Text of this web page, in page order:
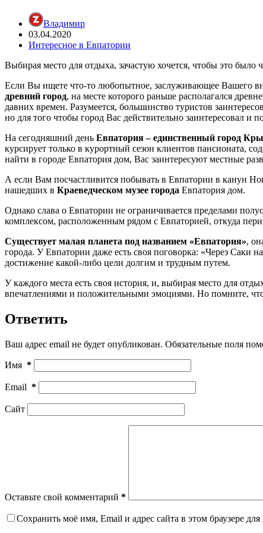
Владимир
03.04.2020
Интересное в Евпатории
Выбирая место для отдыха, зачастую хочется, чтобы это
Если Вы ищете что-то любопытное, заслуживающее Вашего
древний город, на месте которого раньше располагался
давних времен. Разумеется, большинство туристов
но для того чтобы город Вас действительно заинтересовал
На сегодняшний день Евпатория – единственный город
курсирует только в курортный сезон клиентов пансионата,
найти в городе Евпатория дом, Вас заинтересуют местные
А если Вам посчастливится побывать в Евпатории в канун
нашедших в Краеведческом музее города Евпатория дом.
Однако слава о Евпатории не ограничивается пределами
комплексом, расположенным рядом с Евпаторией, откуда
Существует малая планета под названием «Евпатория»,
города. У Евпатории даже есть своя поговорка: «Через Саки
достижение какой-либо цели долгим и трудным путем.
У каждого места есть своя история, и, выбирая место для
впечатлениями и положительными эмоциями. Но помните,
Ответить
Ваш адрес email не будет опубликован. Обязательные поля
Имя *
Email *
Сайт
Оставьте свой комментарий *
Сохранить моё имя, Email и адрес сайта в этом браузере